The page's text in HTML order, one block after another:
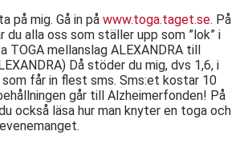
på mig. Gå in på www.toga.taget.se. På
du alla oss som ställer upp som ”lok” i
TOGA mellanslag ALEXANDRA till
Då stöder du mig, dvs 1,6, i
får in flest sms. Sms:et kostar 10
går till Alzheimerfonden! På
också läsa hur man knyter en toga och